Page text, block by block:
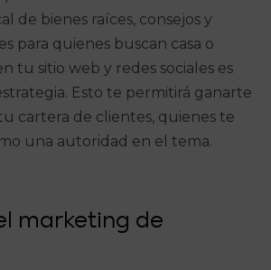
de bienes raíces, consejos y
para quienes buscan casa o
tu sitio web y redes sociales es
Esto te permitirá ganarte
cartera de clientes, quienes te
una autoridad en el tema.
marketing de